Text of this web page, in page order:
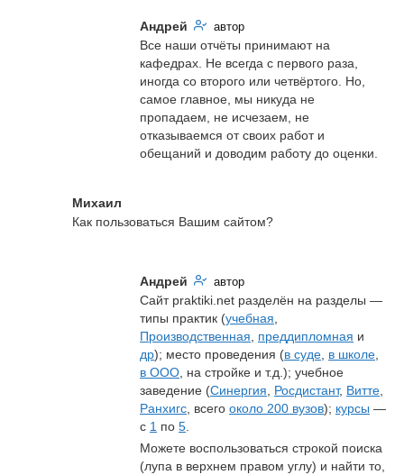
Андрей автор
Все наши отчёты принимают на
кафедрах. Не всегда с первого раза,
иногда со второго или четвёртого. Но,
самое главное, мы никуда не
пропадаем, не исчезаем, не
отказываемся от своих работ и
обещаний и доводим работу до оценки.
Михаил
Как пользоваться Вашим сайтом?
Андрей автор
Сайт praktiki.net разделён на разделы —
типы практик (учебная
Производственная
преддипломная
др); место проведения (в суде в школе
в ООО , на стройке и т.д.); учебное
заведение (Синергия Росдистант, Витте
Ранхигс , всего около 200 вузов); курсы —
с 1 по 5
Можете воспользоваться строкой поиска
(лупа в верхнем правом углу) и найти то,